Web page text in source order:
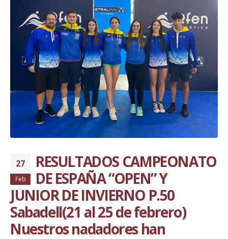
27
Feb
RESULTADOS CAMPEONATO
DE ESPAÑA “OPEN” Y
JUNIOR DE INVIERNO P.50
Sabadell(21 al 25 de febrero)
Nuestros nadadores han